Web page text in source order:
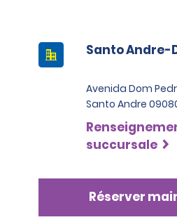
Santo Andre-
Avenida Dom
Santo Andre
succursale
Réserver